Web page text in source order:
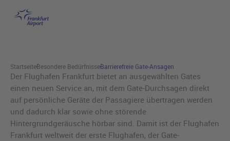
Hauptinhalt anspringen
StartseiteBesondere BedürfnisseBarrierefreie Gate-Ansagen
Der Flughafen Frankfurt bietet an ausgewählten Gates
einen neuen Service an, mit dem Gate-Durchsagen direkt
auf persönliche Geräte der Passagiere übertragen werden
und dadurch klar sowie ohne störende
Hintergrundgeräusche hörbar sind. Damit ist der Flughafen
Frankfurt weltweit der erste Flughafen, der Gate-